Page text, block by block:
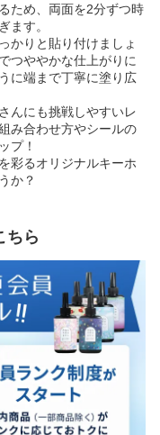
ため、両面を2分ずつ時
ます。
かりと貼り付けましょ
つややかな仕上がりに
に端まで丁寧に塗り広
んにも挑戦しやすいレ
み合わせ方やシールの
プ！
彩るオリジナルキーホ
か？
ちら